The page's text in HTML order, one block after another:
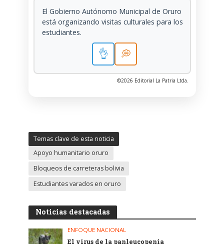
El Gobierno Autónomo Municipal de Oruro
está organizando visitas culturales para los
estudiantes.
👌 💭
©2026 Editorial La Patria Ltda.
Temas clave de esta noticia
Apoyo humanitario oruro
Bloqueos de carreteras bolivia
Estudiantes varados en oruro
Noticias destacadas
ENFOQUE NACIONAL
El virus de la panleucopenia